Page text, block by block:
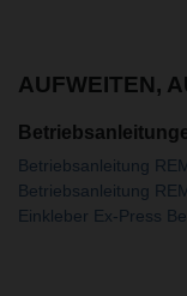
AUFWEITEN,
Betriebsanleitung
Betriebsanleitung
Einkleber Ex-Press